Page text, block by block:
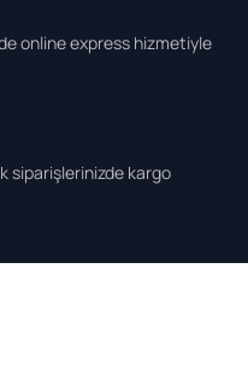
online express hizmetiyle
siparişlerinizde kargo